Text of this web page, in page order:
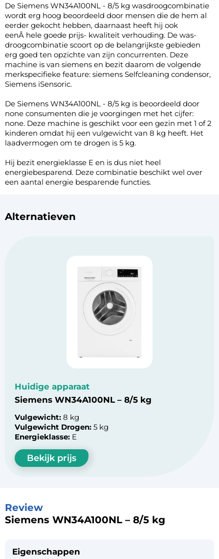
De Siemens WN34A100NL - 8/5 kg wasdroogcombinatie
wordt erg hoog beoordeeld door mensen die de hem al
eerder gekocht hebben, daarnaast heeft hij ook
eenÂ hele goede prijs- kwaliteit verhouding. De was-
droogcombinatie scoort op de belangrijkste gebieden
erg goed ten opzichte van zijn concurrenten. Deze
machine is van siemens en bezit daarom de volgende
merkspecifieke feature: siemens Selfcleaning condensor,
Siemens iSensoric.
De Siemens WN34A100NL - 8/5 kg is beoordeeld door
none consumenten die je voorgingen met het cijfer:
none. Deze machine is geschikt voor een gezin met 1 of 2
kinderen omdat hij een vulgewicht van 8 kg heeft. Het
laadvermogen om te drogen is 5 kg.
Hij bezit energieklasse E en is dus niet heel
energiebesparend. Deze combinatie beschikt wel over
een aantal energie besparende functies.
Alternatieven
Huidige apparaat
Siemens WN34A100NL – 8/5 kg
Vulgewicht: 8 kg
Vulgewicht Drogen: 5 kg
Energieklasse: E
Bekijk prijs
Review
Siemens WN34A100NL – 8/5 kg
Eigenschappen